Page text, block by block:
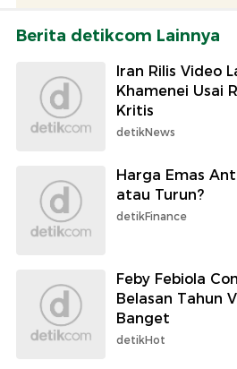
Berita detikcom Lainnya
Iran Rilis Video
Khamenei Usai
Kritis
detikNews
Harga Emas
atau Turun?
detikFinance
Feby Febiola
Belasan Tahun
Banget
detikHot